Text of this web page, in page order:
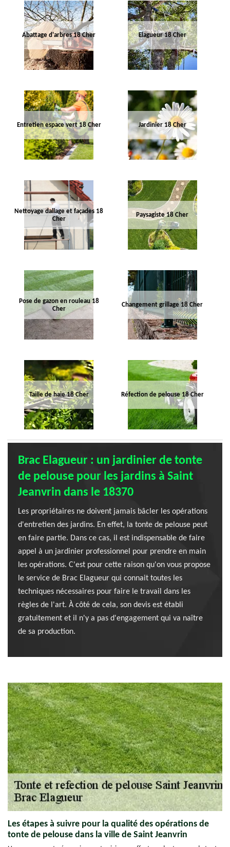
Abattage d'arbres 18 Cher Elagueur 18 Cher
Entretien espace vert 18 Cher Jardinier 18 Cher
Nettoyage dallage et façades 18
Cher
Paysagiste 18 Cher
Pose de gazon en rouleau 18
Cher
Changement grillage 18 Cher
Taille de haie 18 Cher Réfection de pelouse 18 Cher
Brac Elagueur : un jardinier de tonte
de pelouse pour les jardins à Saint
Jeanvrin dans le 18370
Les propriétaires ne doivent jamais bâcler les opérations
d'entretien des jardins. En effet, la tonte de pelouse peut
en faire partie. Dans ce cas, il est indispensable de faire
appel à un jardinier professionnel pour prendre en main
les opérations. C'est pour cette raison qu'on vous propose
le service de Brac Elagueur qui connait toutes les
techniques nécessaires pour faire le travail dans les
règles de l'art. À côté de cela, son devis est établi
gratuitement et il n'y a pas d'engagement qui va naître
de sa production.
Les étapes à suivre pour la qualité des opérations de
tonte de pelouse dans la ville de Saint Jeanvrin